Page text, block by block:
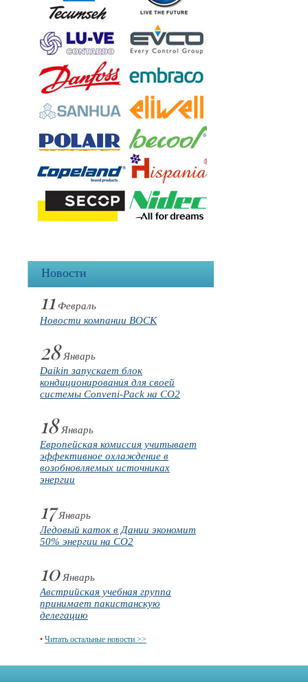
Новости
11 Февраль
Новости компании BOCK
28Январь
Daikin запускает блок
кондиционирования для своей
системы Conveni-Pack на CO2
18Январь
Европейская комиссия учитывает
эффективное охлаждение в
возобновляемых источниках
энергии
17Январь
Ледовый каток в Дании экономит
50% энергии на CO2
10Январь
Австрийская учебная группа
принимает пакистанскую
делегацию
• Читать остальные новости >>